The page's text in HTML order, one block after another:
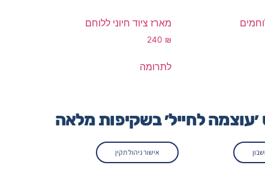
מארז ציוד חיוני ללוחם
240 ₪
לתרומה
׳עוצמה לחייל׳ בשקיפות מלאה
אישור ניהול תקין